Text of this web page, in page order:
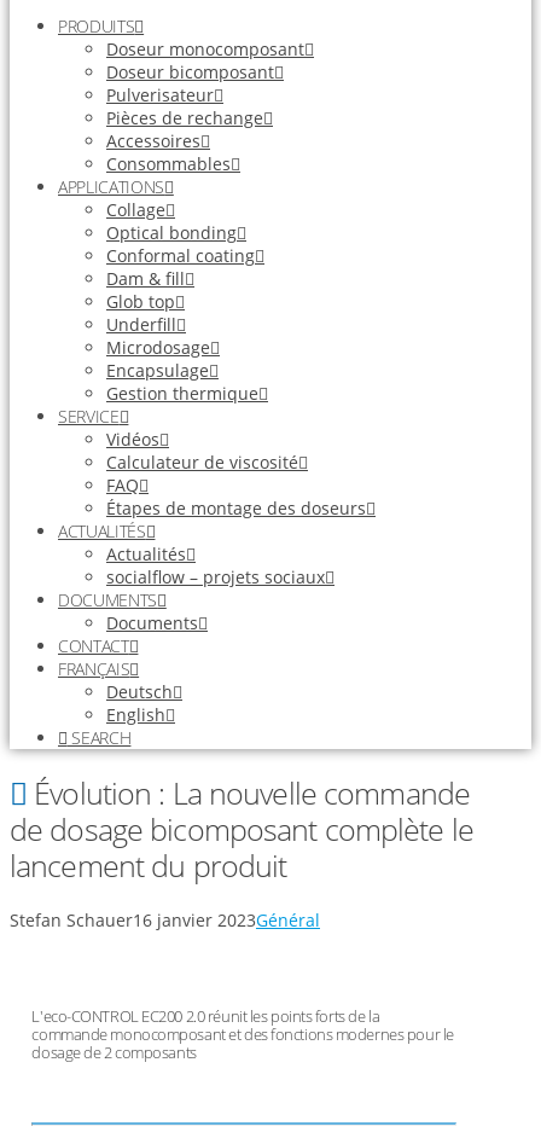
PRODUITS
Doseur monocomposant
Doseur bicomposant
Pulverisateur
Pièces de rechange
Accessoires
Consommables
APPLICATIONS
Collage
Optical bonding
Conformal coating
Dam & fill
Glob top
Underfill
Microdosage
Encapsulage
Gestion thermique
SERVICE
Vidéos
Calculateur de viscosité
FAQ
Étapes de montage des doseurs
ACTUALITÉS
Actualités
socialflow – projets sociaux
DOCUMENTS
Documents
CONTACT
FRANÇAIS
Deutsch
English
SEARCH
Évolution : La nouvelle commande
de dosage bicomposant complète le
lancement du produit
Stefan Schauer16 janvier 2023Général
L'eco-CONTROL EC200 2.0 réunit les points forts de la
commande monocomposant et des fonctions modernes pour le
dosage de 2 composants